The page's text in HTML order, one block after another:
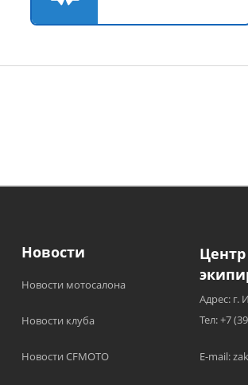
Новости
Новости мотосалона
Новости клуба
Новости CFMOTO
Адрес: г.
Тел: +7
E-mail: